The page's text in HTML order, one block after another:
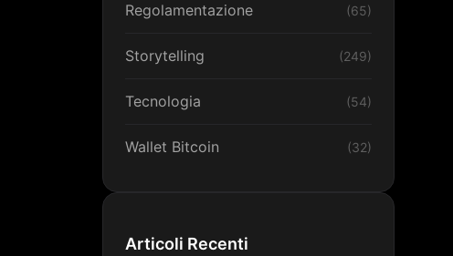
Regolamentazione (65)
Storytelling (249)
Tecnologia (54)
Wallet Bitcoin (32)
Articoli Recenti